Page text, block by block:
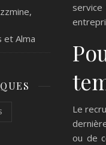
et Alma
Le
ou de